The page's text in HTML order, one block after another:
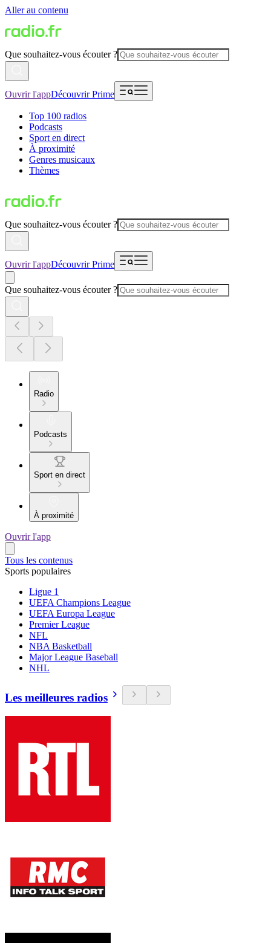
Aller au contenu
Que souhaitez-vous écouter ?
Ouvrir l'appDécouvrir Prime
Top 100 radios
Podcasts
Sport en direct
À proximité
Genres musicaux
Thèmes
Que souhaitez-vous écouter ?
Ouvrir l'appDécouvrir Prime
Que souhaitez-vous écouter ?
Radio
Podcasts
Sport en direct
À proximité
Ouvrir l'app
Tous les contenus
Sports populaires
Ligue 1
UEFA Champions League
UEFA Europa League
Premier League
NFL
NBA Basketball
Major League Baseball
NHL
Les meilleures radios